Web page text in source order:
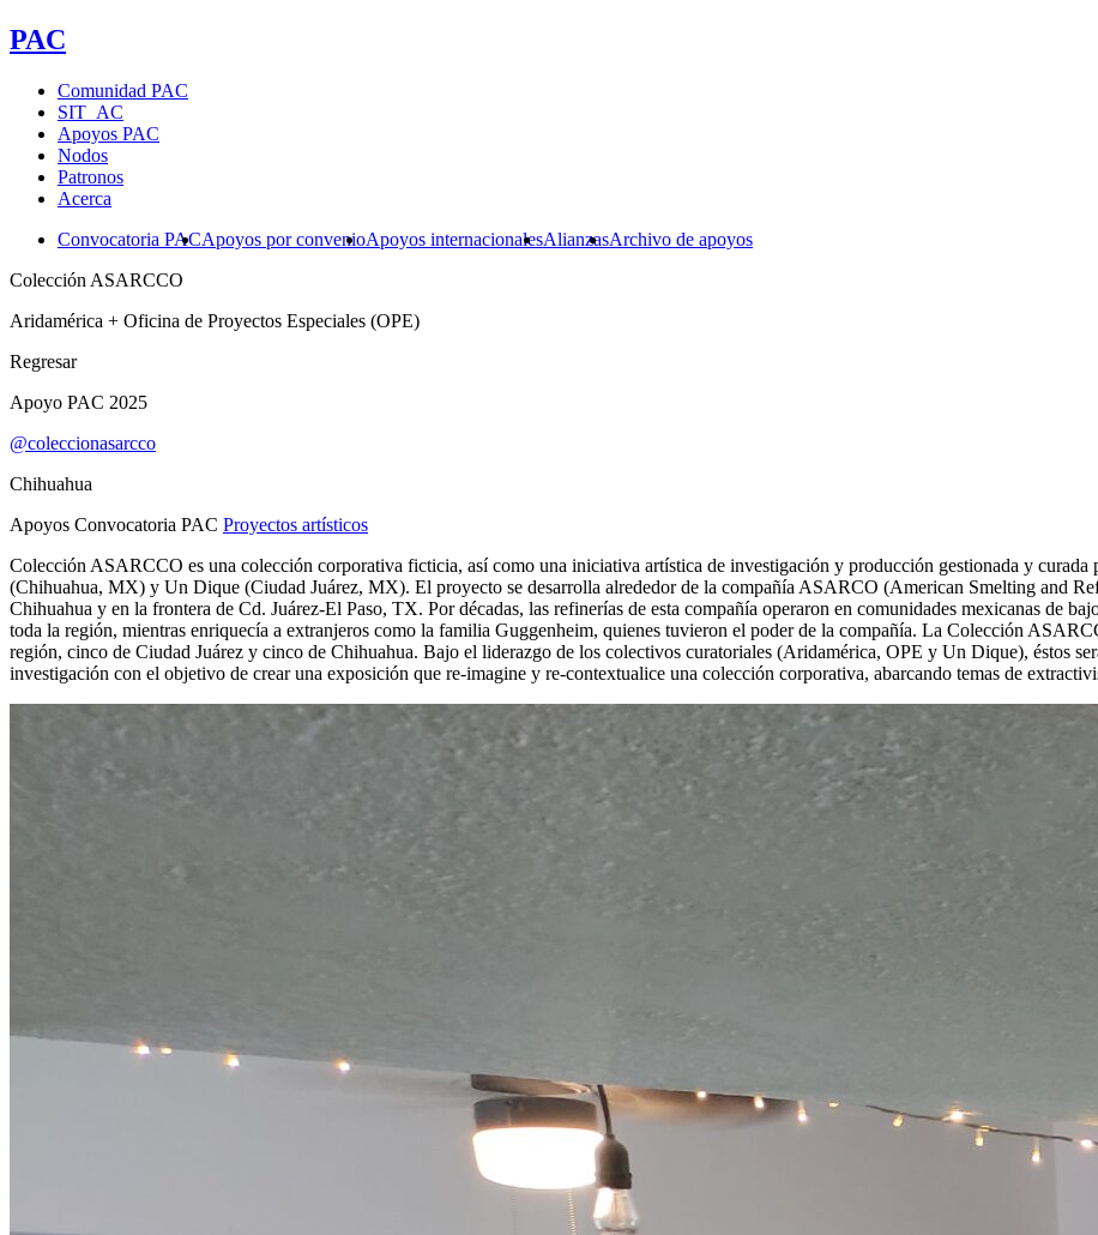
PAC
Comunidad PAC
SIT_AC
Apoyos PAC
Nodos
Patronos
Acerca
Convocatoria PACApoyos por convenioApoyos internacionalesAlianzasArchivo de apoyos
Colección ASARCCO
Aridamérica + Oficina de Proyectos Especiales (OPE)
Regresar
Apoyo PAC 2025
@coleccionasarcco
Chihuahua
Apoyos Convocatoria PAC Proyectos artísticos
Colección ASARCCO es una colección corporativa ficticia, así como una iniciativa artística de investigación y producción gestionada y
(Chihuahua, MX) y Un Dique (Ciudad Juárez, MX). El proyecto se desarrolla alrededor de la compañía ASARCO (American Smelting and
Chihuahua y en la frontera de Cd. Juárez-El Paso, TX. Por décadas, las refinerías de esta compañía operaron en comunidades mexicanas de
toda la región, mientras enriquecía a extranjeros como la familia Guggenheim, quienes tuvieron el poder de la compañía. La Colección
región, cinco de Ciudad Juárez y cinco de Chihuahua. Bajo el liderazgo de los colectivos curatoriales (Aridamérica, OPE y Un Dique), éstos
investigación con el objetivo de crear una exposición que re-imagine y re-contextualice una colección corporativa, abarcando temas de